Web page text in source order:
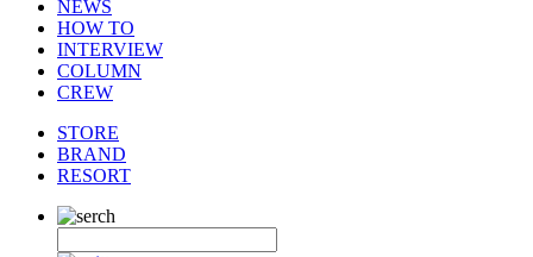
NEWS
HOW TO
INTERVIEW
COLUMN
CREW
STORE
BRAND
RESORT